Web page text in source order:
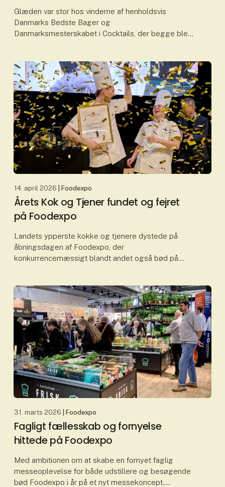
Glæden var stor hos vinderne af henholdsvis
Danmarks Bedste Bager og
Danmarksmesterskabet i Cocktails, der begge blev
14. april 2026 | Foodexpo
Årets Kok og Tjener fundet og fejret
på Foodexpo
Landets ypperste kokke og tjenere dystede på
åbningsdagen af Foodexpo, der
konkurrencemæssigt blandt andet også bød på
bø
31. marts 2026 | Foodexpo
Fagligt fællesskab og fornyelse
hittede på Foodexpo
Med ambitionen om at skabe en fornyet faglig
messeoplevelse for både udstillere og besøgende
bød Foodexpo i år på et nyt messekoncept.